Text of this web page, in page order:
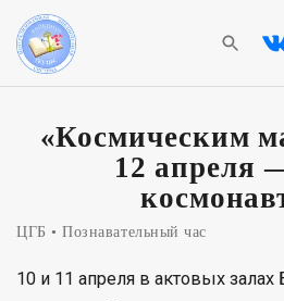
«Космическим
12 апреля
ЦГБ Познавательный час
10 и 11 апреля в актовых